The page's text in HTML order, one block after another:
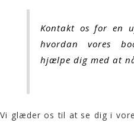
Kontakt os for en
hvordan vores
hjælpe dig med at
Vi glæder os til at se dig i